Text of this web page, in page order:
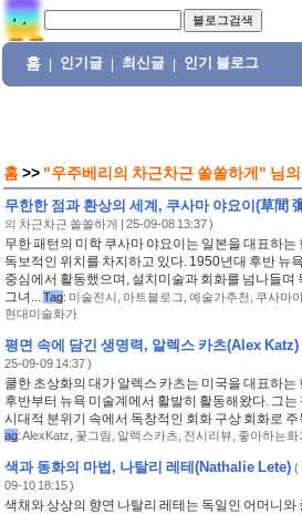
홈 인기글 최신글 인기 블로그
홈 >> "우주베리의 차근차근 쏠쏠하게" 님의
무한한 점과 환상의 세계, 쿠사마 야요이(草間
의 차근차근 쏠쏠하게 | 25-09-08 13:37 )
무한 패턴의 미학 쿠사마 야요이는 일본을 대표하는
독보적인 위치를 차지하고 있다. 1950년대 후반 뉴
중심에서 활동했으며, 설치미술과 회화를 넘나들며
그녀...Tag: 미술전시 아트블로그 예술가추천 쿠사마
현대미술화가
평면 속에 담긴 생명력, 알렉스 카츠(Alex Katz)
25-09-09 14:37 )
쿨한 초상화의 대가 알렉스 카츠는 미국을 대표하는
후반부터 뉴욕 미술계에서 활발히 활동해왔다. 그
시대적 분위기 속에서 독창적인 회화 구상 회화로
ag:AlexKatz 꽃그림 알렉스카츠 전시리뷰 좋아하는화
색과 동화의 마법, 나탈리 레테(Nathalie Lete) (
09-10 18:15 )
색채와 상상의 향연 나탈리 레테는 독일인 어머니